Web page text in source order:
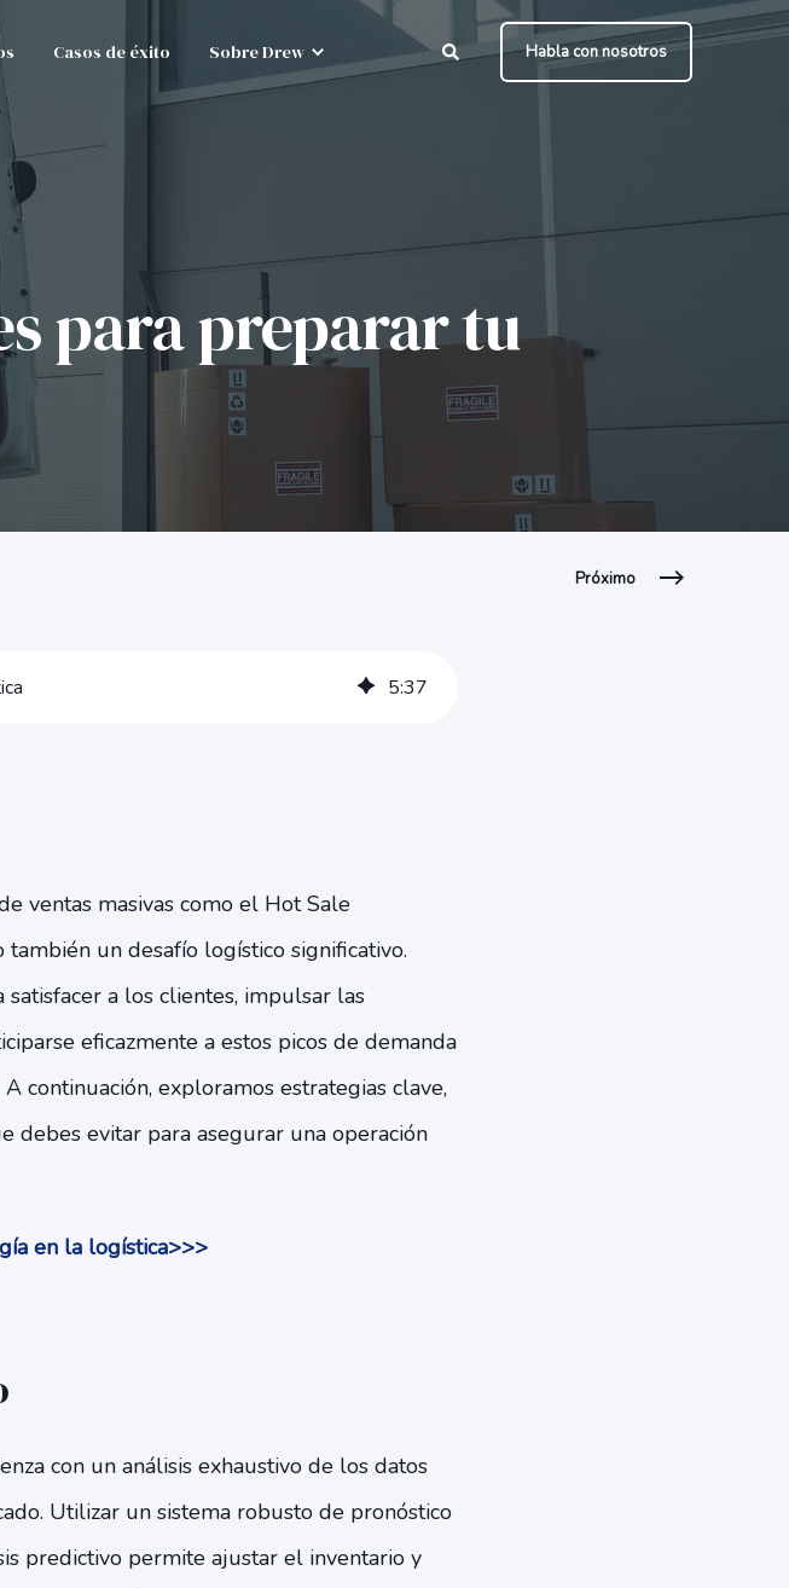
Casos de éxito Sobre Drew Habla con nosotros
para preparar tu
Próximo
5:37
ventas masivas como el Hot Sale
un desafío logístico significativo.
a los clientes, impulsar las
eficazmente a estos picos de demanda
continuación, exploramos estrategias clave,
debes evitar para asegurar una operación
en la logística>>>
con un análisis exhaustivo de los datos
Utilizar un sistema robusto de pronóstico
predictivo permite ajustar el inventario y